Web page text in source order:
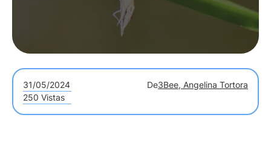
31/05/2024 De3Bee, Angelina Tortora
250 Vistas